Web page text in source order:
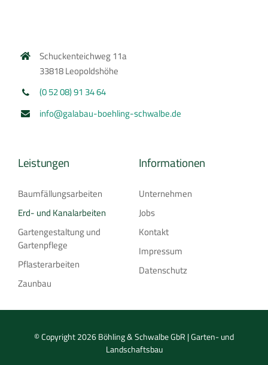
Schuckenteichweg 11a
33818 Leopoldshöhe
(0 52 08) 91 34 64
info@galabau-boehling-schwalbe.de
Leistungen
Baumfällungsarbeiten
Erd- und Kanalarbeiten
Gartengestaltung und
Gartenpflege
Pflasterarbeiten
Zaunbau
Informationen
Unternehmen
Jobs
Kontakt
Impressum
Datenschutz
© Copyright 2026 Böhling & Schwalbe GbR | Garten- und
Landschaftsbau